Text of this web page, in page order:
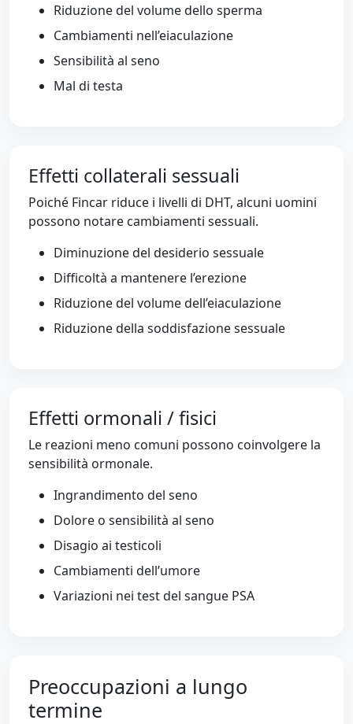
Riduzione del volume dello sperma
Cambiamenti nell’eiaculazione
Sensibilità al seno
Mal di testa
Effetti collaterali sessuali
Poiché Fincar riduce i livelli di DHT, alcuni uomini
possono notare cambiamenti sessuali.
Diminuzione del desiderio sessuale
Difficoltà a mantenere l’erezione
Riduzione del volume dell’eiaculazione
Riduzione della soddisfazione sessuale
Effetti ormonali / fisici
Le reazioni meno comuni possono coinvolgere la
sensibilità ormonale.
Ingrandimento del seno
Dolore o sensibilità al seno
Disagio ai testicoli
Cambiamenti dell’umore
Variazioni nei test del sangue PSA
Preoccupazioni a lungo
termine